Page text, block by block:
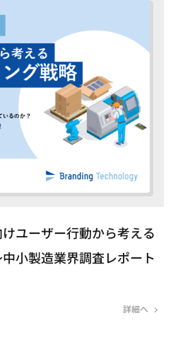
ユーザー行動から考える
小製造業界調査レポート
詳細へ